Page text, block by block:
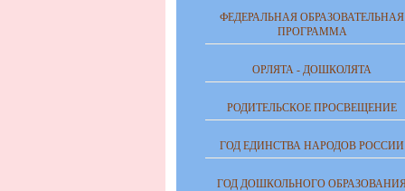
ФЕДЕРАЛЬНАЯ ОБРАЗОВАТЕЛЬНАЯ
ПРОГРАММА
ОРЛЯТА - ДОШКОЛЯТА
РОДИТЕЛЬСКОЕ ПРОСВЕЩЕНИЕ
ГОД ЕДИНСТВА НАРОДОВ РОССИИ
ГОД ДОШКОЛЬНОГО